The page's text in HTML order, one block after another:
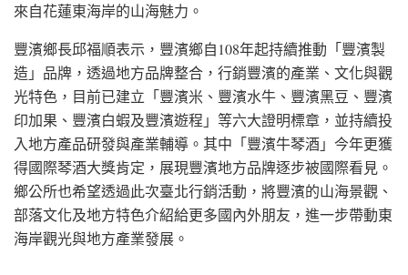
來自花蓮東海岸的山海魅力。
豐濱鄉長邱福順表示，豐濱鄉自108年起持續推動「豐濱製
造」品牌，透過地方品牌整合，行銷豐濱的產業、文化與觀
光特色，目前已建立「豐濱米、豐濱水牛、豐濱黑豆、豐濱
印加果、豐濱白蝦及豐濱遊程」等六大證明標章，並持續投
入地方產品研發與產業輔導。其中「豐濱牛琴酒」今年更獲
得國際琴酒大獎肯定，展現豐濱地方品牌逐步被國際看見。
鄉公所也希望透過此次臺北行銷活動，將豐濱的山海景觀、
部落文化及地方特色介紹給更多國內外朋友，進一步帶動東
海岸觀光與地方產業發展。